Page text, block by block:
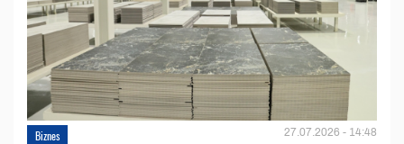
Biznes 27.07.2026 - 14:48